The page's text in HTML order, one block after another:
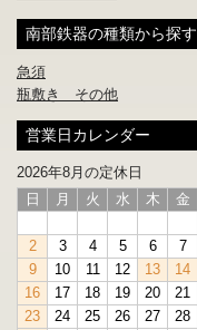
南部鉄器の種類から探す
急須
瓶敷き その他
営業日カレンダー
2026年8月の定休日
日
月 火 水 木 金
2
3 4 5 6 7
9
10 11 12 13 14
16
17 18 19 20 21
23
24 25 26 27 28